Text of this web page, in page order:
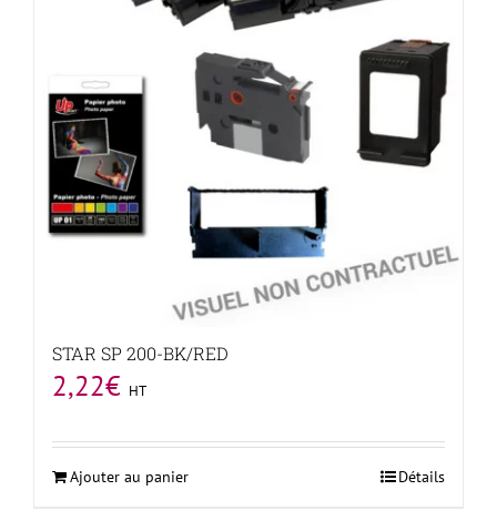
STAR SP 200-BK/RED
2,22€ HT
Ajouter au panier Détails